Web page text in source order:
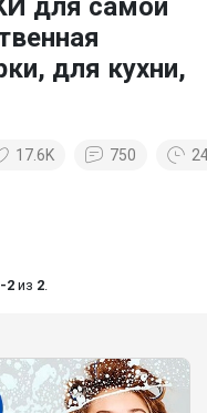
для кухни,
17.6K 750
2 из 2